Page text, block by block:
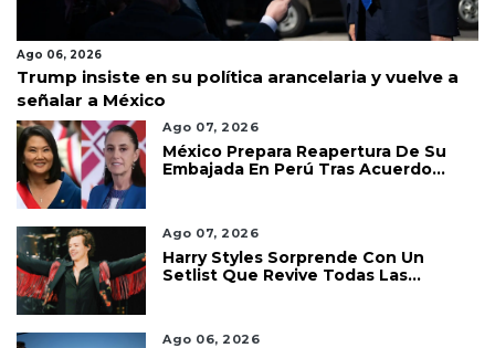
Ago 06, 2026
Trump insiste en su política arancelaria y vuelve a
señalar a México
Ago 07, 2026
México Prepara Reapertura De Su
Embajada En Perú Tras Acuerdo
Ago 07, 2026
Harry Styles Sorprende Con Un
Setlist Que Revive Todas Las
Ago 06, 2026